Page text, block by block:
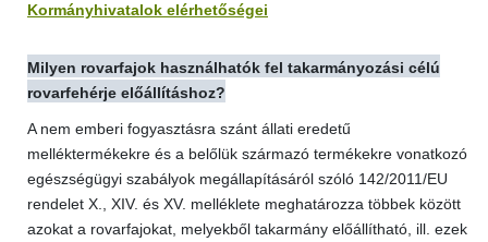
Kormányhivatalok elérhetőségei
Milyen rovarfajok használhatók fel takarmányozási célú
rovarfehérje előállításhoz?
A nem emberi fogyasztásra szánt állati eredetű
melléktermékekre és a belőlük származó termékekre vonatkozó
egészségügyi szabályok megállapításáról szóló 142/2011/EU
rendelet X., XIV. és XV. melléklete meghatározza többek között
azokat a rovarfajokat, melyekből takarmány előállítható, ill. ezek